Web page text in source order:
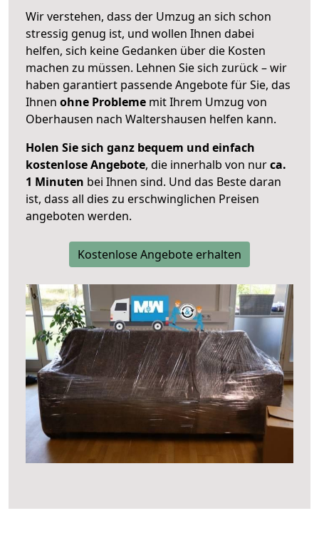
Wir verstehen, dass der Umzug an sich schon
stressig genug ist, und wollen Ihnen dabei
helfen, sich keine Gedanken über die Kosten
machen zu müssen. Lehnen Sie sich zurück – wir
haben garantiert passende Angebote für Sie, das
Ihnen ohne Probleme mit Ihrem Umzug von
Oberhausen nach Waltershausen helfen kann.
Holen Sie sich ganz bequem und einfach
kostenlose Angebote, die innerhalb von nurca.
1 Minuten bei Ihnen sind. Und das Beste daran
ist, dass all dies zu erschwinglichen Preisen
angeboten werden.
Kostenlose Angebote erhalten